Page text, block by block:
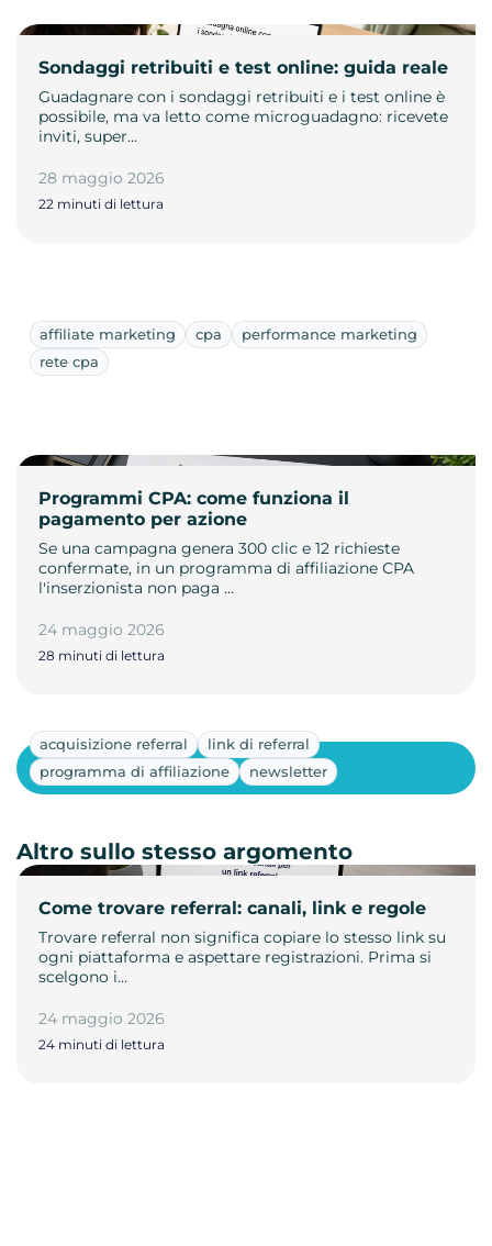
Sondaggi retribuiti e test online: guida reale
Guadagnare con i sondaggi retribuiti e i test online è
possibile, ma va letto come microguadagno: ricevete
inviti, super…
28 maggio 2026
22 minuti di lettura
affiliate marketing cpa
performance marketing
rete cpa
Programmi CPA: come funziona il
pagamento per azione
Se una campagna genera 300 clic e 12 richieste
confermate, in un programma di affiliazione CPA
l'inserzionista non paga …
24 maggio 2026
28 minuti di lettura
acquisizione referral
link di referral
programma di affiliazione
newsletter
Come trovare referral: canali, link e regole
Trovare referral non significa copiare lo stesso link su
ogni piattaforma e aspettare registrazioni. Prima si
scelgono i…
24 maggio 2026
24 minuti di lettura
Mostra altri
Altro sullo stesso argomento